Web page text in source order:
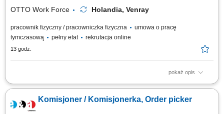
OTTO Work Force Holandia, Venray
pracownik fizyczny / pracowniczka fizyczna
umowa o pracę
tymczasową
pełny etat rekrutacja online
13 godz.
pokaż opis
Opis stanowiska: zbieranie zamówień w nowoczesnym magazynie przy
pojemników transportowych, praca z artykułami o różnej wadze i
gabarytach, wykonywanie zadań w różnych strefach temperaturowych
Komisjoner / Komisjonerka, Order picker